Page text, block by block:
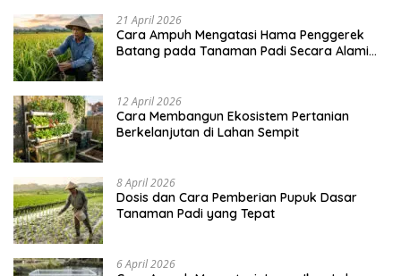
21 April 2026
Cara Ampuh Mengatasi Hama Penggerek
Batang pada Tanaman Padi Secara Alami
12 April 2026
Cara Membangun Ekosistem Pertanian
Berkelanjutan di Lahan Sempit
8 April 2026
Dosis dan Cara Pemberian Pupuk Dasar
Tanaman Padi yang Tepat
6 April 2026